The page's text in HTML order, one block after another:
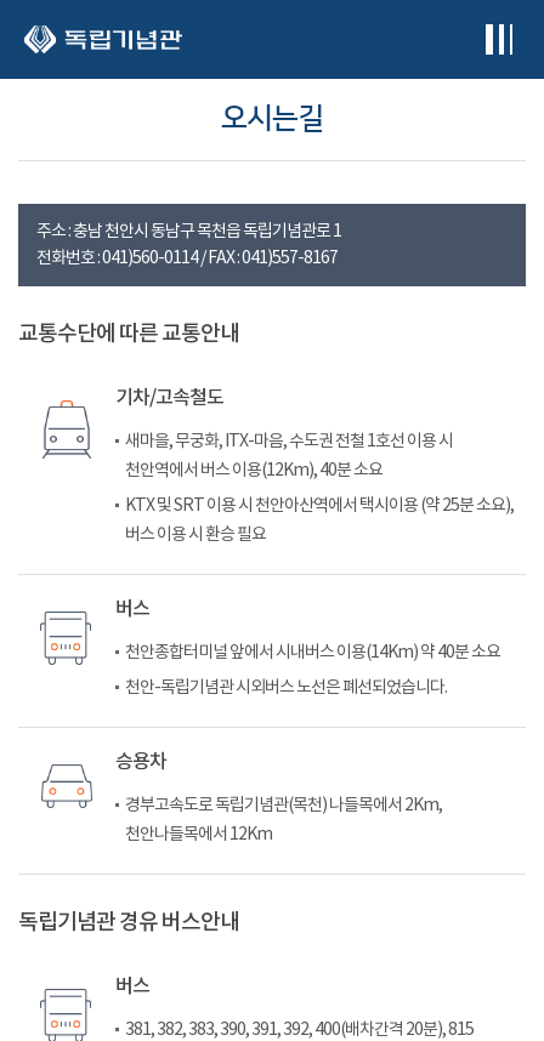
오시는길
주소 : 충남 천안시 동남구 목천읍 독립기념관로 1
전화번호 : 041)560-0114 / FAX : 041)557-8167
교통수단에 따른 교통안내
기차/고속철도
새마을, 무궁화, ITX-마음, 수도권 전철 1호선 이용 시
천안역에서 버스 이용(12Km), 40분 소요
KTX 및 SRT 이용 시 천안아산역에서 택시이용 (약 25분 소요),
버스 이용 시 환승 필요
버스
천안종합터미널 앞에서 시내버스 이용(14Km) 약 40분 소요
천안-독립기념관 시외버스 노선은 폐선되었습니다.
승용차
경부고속도로 독립기념관(목천) 나들목에서 2Km,
천안나들목에서 12Km
독립기념관 경유 버스안내
버스
381, 382, 383, 390, 391, 392, 400(배차간격 20분), 815